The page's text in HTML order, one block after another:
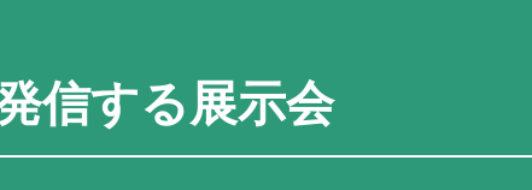
信する展示会